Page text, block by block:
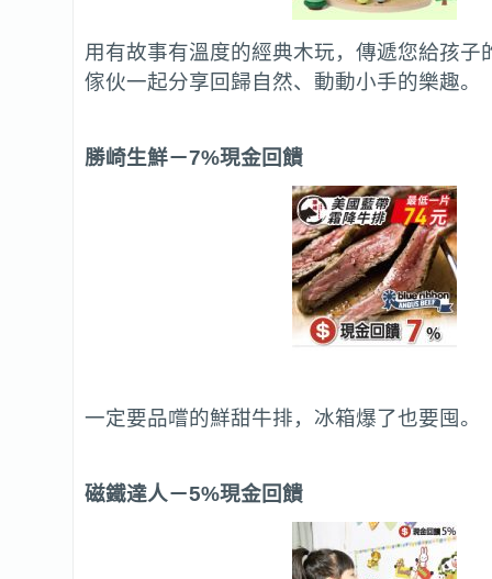
用有故事有溫度的經典木玩，傳遞您給孩子
傢伙一起分享回歸自然、動動小手的樂趣。
勝崎生鮮－7%現金回饋
一定要品嚐的鮮甜牛排，冰箱爆了也要囤。
磁鐵達人－5%現金回饋